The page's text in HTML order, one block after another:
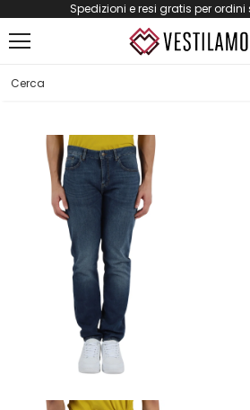
Spedizioni e resi gratis per